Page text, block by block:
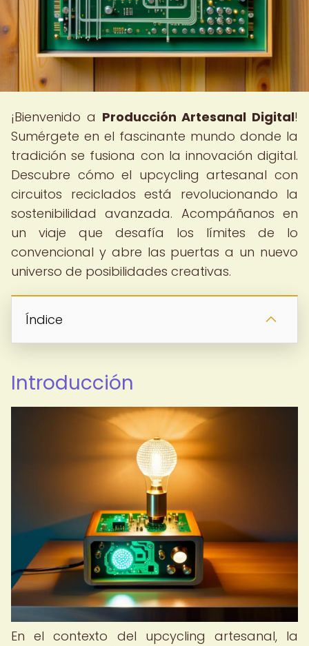
¡Bienvenido a Producción Artesanal Digital!
Sumérgete en el fascinante mundo donde la
tradición se fusiona con la innovación digital.
Descubre cómo el upcycling artesanal con
circuitos reciclados está revolucionando la
sostenibilidad avanzada. Acompáñanos en
un viaje que desafía los límites de lo
convencional y abre las puertas a un nuevo
universo de posibilidades creativas.
Índice
Introducción
En el contexto del upcycling artesanal, la